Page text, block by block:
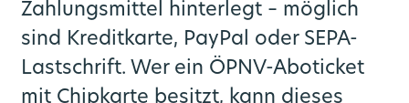
Zahlungsmittel hinterlegt – möglich
sind Kreditkarte, PayPal oder SEPA-
Lastschrift. Wer ein ÖPNV-Aboticket
mit Chipkarte besitzt, kann dieses